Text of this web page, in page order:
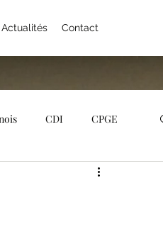
Actualités Contact
CDI CPGE